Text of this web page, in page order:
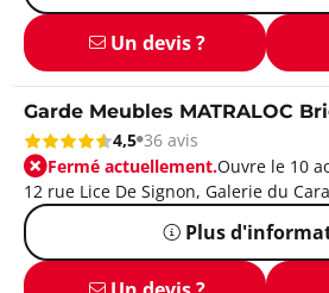
Un devis ?
Garde Meubles MATRALOC
4,5 36 avis
Fermé actuellement.Ouvre le 10
12 rue Lice De Signon, Galerie du
Plus